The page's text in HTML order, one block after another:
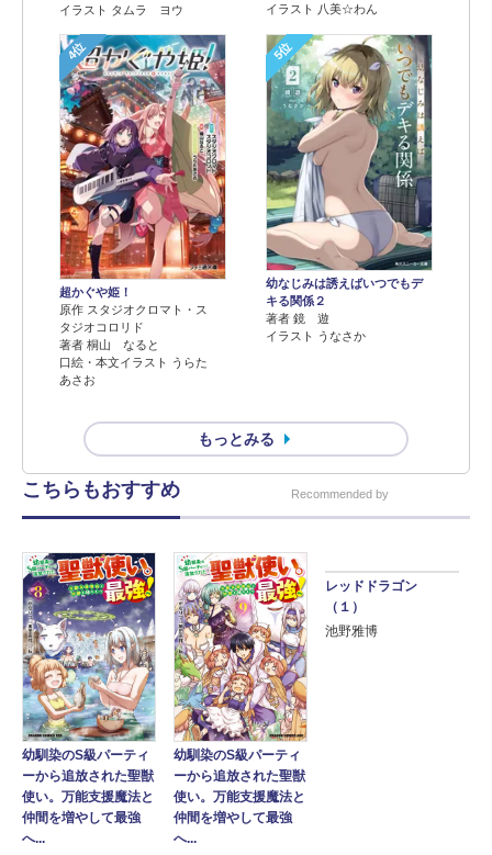
イラスト タムラ ヨウ
イラスト 八美☆わん
4位
超かぐや姫！
原作 スタジオクロマト・ス
タジオコロリド
著者 桐山 なると
口絵・本文イラスト うらた
あさお
5位
幼なじみは誘えばいつでもデ
キる関係２
著者 鏡 遊
イラスト うなさか
もっとみる
こちらもおすすめ Recommended by
幼馴染のS級パーティ
ーから追放された聖獣
使い。万能支援魔法と
仲間を増やして最強
へ...
幼馴染のS級パーティ
ーから追放された聖獣
使い。万能支援魔法と
仲間を増やして最強
へ...
レッドドラゴン
（１）
池野雅博